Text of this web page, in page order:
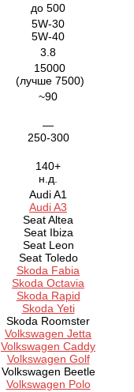
до 500
5W-30
5W-40
3.8
15000
(лучше 7500)
~90
—
250-300
140+
н.д.
Audi A1
Audi A3
Seat Altea
Seat Ibiza
Seat Leon
Seat Toledo
Skoda Fabia
Skoda Octavia
Skoda Rapid
Skoda Yeti
Skoda Roomster
Volkswagen Jetta
Volkswagen Caddy
Volkswagen Golf
Volkswagen Beetle
Volkswagen Polo